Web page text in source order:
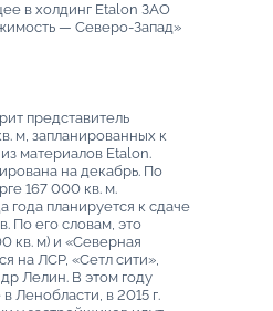
в холдинг Etalon ЗАО
— Северо-Запад»
представитель
м, запланированных к
материалов Etalon.
на декабрь. По
167 000 кв. м.
года планируется к сдаче
По его словам, это
кв. м) и «Северная
на ЛСР, «Сетл сити»,
Лелин. В этом году
Ленобласти, в 2015 г.